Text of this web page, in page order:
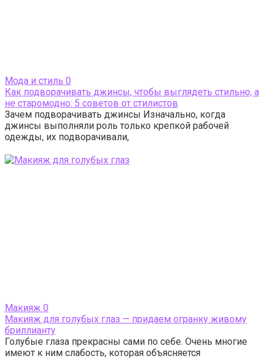
Мода и стиль 0
Как подворачивать джинсы, чтобы выглядеть стильно, а
не старомодно: 5 советов от стилистов
Зачем подворачивать джинсы Изначально, когда
джинсы выполняли роль только крепкой рабочей
одежды, их подворачивали,
Макияж 0
Макияж для голубых глаз — придаем огранку живому
бриллианту
Голубые глаза прекрасны сами по себе. Очень многие
имеют к ним слабость, которая объясняется